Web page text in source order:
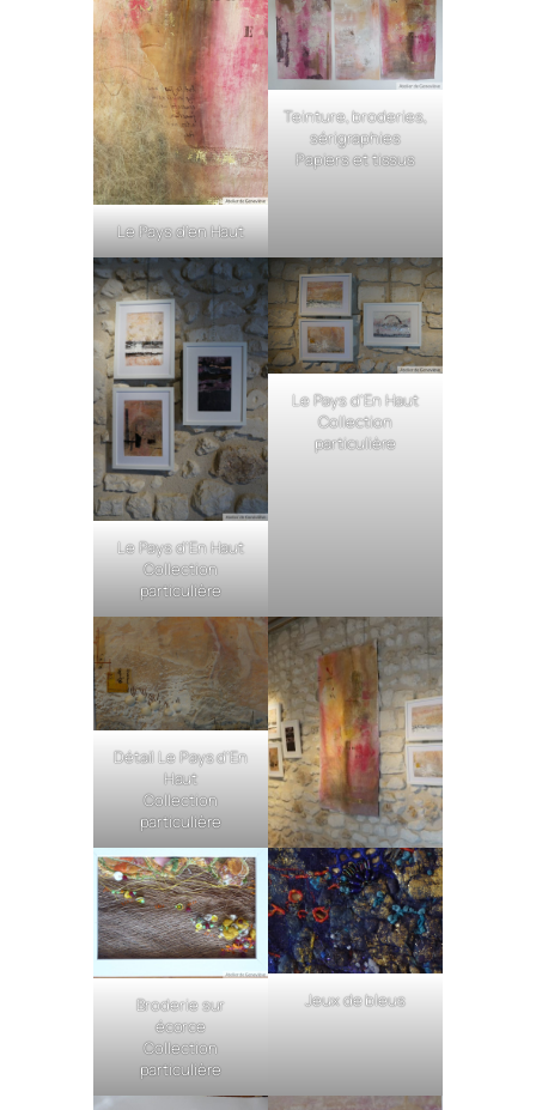
Le Pays d’en Haut
Teinture, broderies,
sérigraphies
Papiers et tissus
Le Pays d’En Haut
Collection
particulière
Le Pays d’En Haut
Collection
particulière
Détail Le Pays d’En
Haut
Collection
particulière
Broderie sur
écorce
Collection
particulière
Jeux de bleus